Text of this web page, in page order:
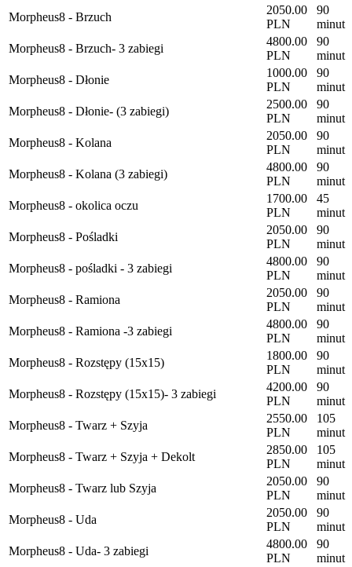
Morpheus8 - Brzuch
2050.00
PLN
90
minut
Morpheus8 - Brzuch- 3 zabiegi
4800.00
PLN
90
minut
Morpheus8 - Dłonie
1000.00
PLN
90
minut
Morpheus8 - Dłonie- (3 zabiegi)
2500.00
PLN
90
minut
Morpheus8 - Kolana
2050.00
PLN
90
minut
Morpheus8 - Kolana (3 zabiegi)
4800.00
PLN
90
minut
Morpheus8 - okolica oczu
1700.00
PLN
45
minut
Morpheus8 - Pośladki
2050.00
PLN
90
minut
Morpheus8 - pośladki - 3 zabiegi
4800.00
PLN
90
minut
Morpheus8 - Ramiona
2050.00
PLN
90
minut
Morpheus8 - Ramiona -3 zabiegi
4800.00
PLN
90
minut
Morpheus8 - Rozstępy (15x15)
1800.00
PLN
90
minut
Morpheus8 - Rozstępy (15x15)- 3 zabiegi
4200.00
PLN
90
minut
Morpheus8 - Twarz + Szyja
2550.00
PLN
105
minut
Morpheus8 - Twarz + Szyja + Dekolt
2850.00
PLN
105
minut
Morpheus8 - Twarz lub Szyja
2050.00
PLN
90
minut
Morpheus8 - Uda
2050.00
PLN
90
minut
Morpheus8 - Uda- 3 zabiegi
4800.00
PLN
90
minut